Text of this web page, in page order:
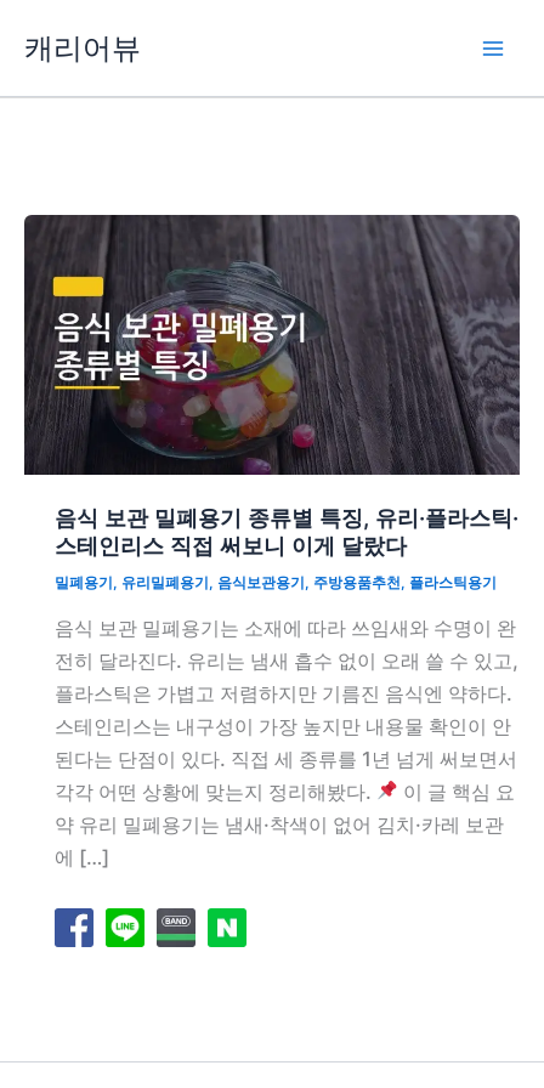
캐리어뷰
음식 보관 밀폐용기 종류별 특징, 유리·플라스틱·
스테인리스 직접 써보니 이게 달랐다
밀폐용기 , 유리밀폐용기 , 음식보관용기 , 주방용품추천, 플라스틱용기
음식 보관 밀폐용기는 소재에 따라 쓰임새와 수명이 완
전히 달라진다. 유리는 냄새 흡수 없이 오래 쓸 수 있고,
플라스틱은 가볍고 저렴하지만 기름진 음식엔 약하다.
스테인리스는 내구성이 가장 높지만 내용물 확인이 안
된다는 단점이 있다. 직접 세 종류를 1년 넘게 써보면서
각각 어떤 상황에 맞는지 정리해봤다.
이 글 핵심 요
약 유리 밀폐용기는 냄새·착색이 없어 김치·카레 보관
에 […]